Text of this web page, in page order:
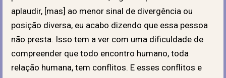
aplaudir, [mas] ao menor sinal de divergência ou
posição diversa, eu acabo dizendo que essa pessoa
não presta. Isso tem a ver com uma dificuldade de
compreender que todo encontro humano, toda
relação humana, tem conflitos. E esses conflitos e